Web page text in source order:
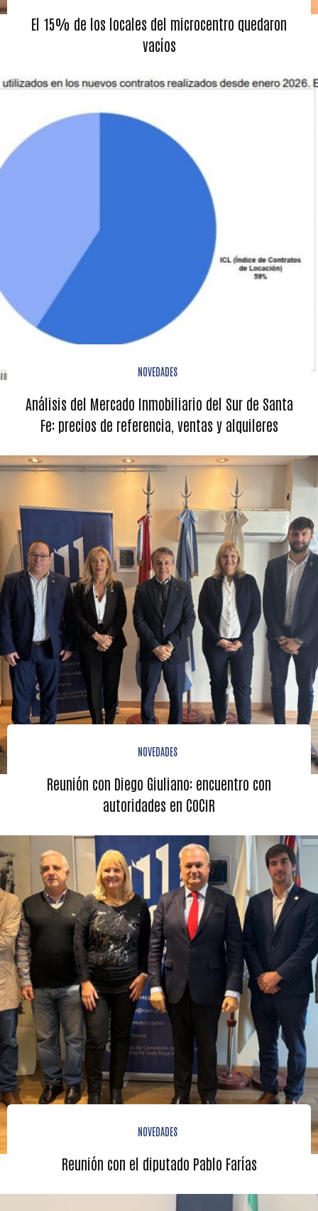
El 15% de los locales del microcentro quedaron
vacíos
NOVEDADES
Análisis del Mercado Inmobiliario del Sur de Santa
Fe: precios de referencia, ventas y alquileres
NOVEDADES
Reunión con Diego Giuliano: encuentro con
autoridades en COCIR
NOVEDADES
Reunión con el diputado Pablo Farías